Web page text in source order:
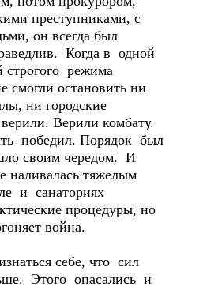
преступниками, с
он всегда был
Когда в одной
строгого режима
смогли остановить ни
ни городские
Верили комбату.
победил. Порядок был
своим чередом. И
наливалась тяжелым
и санаториях
процедуры, но
война.
себе, что сил
Этого опасались и